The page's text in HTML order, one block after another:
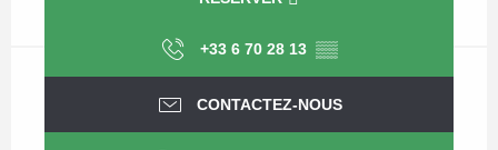
+33 6 70 28 13 ▒▒
CONTACTEZ-NOUS